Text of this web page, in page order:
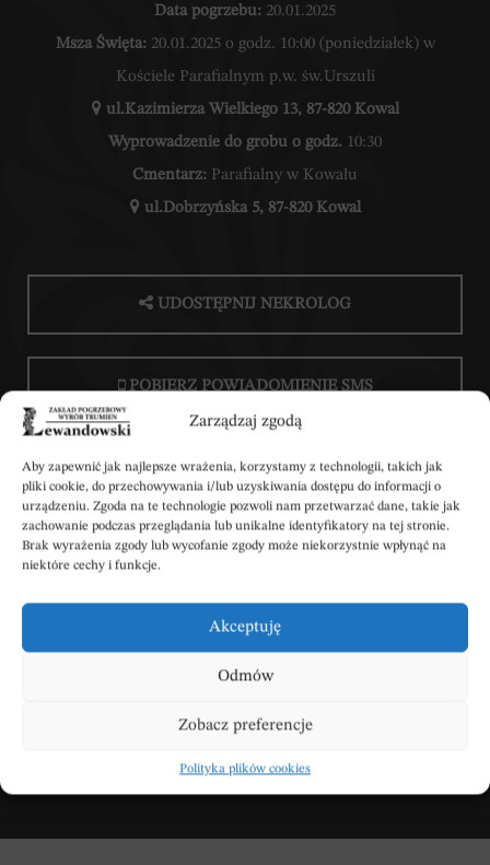
Zarządzaj zgodą
Aby zapewnić jak najlepsze wrażenia, korzystamy z technologii, takich jak
pliki cookie, do przechowywania i/lub uzyskiwania dostępu do informacji o
urządzeniu. Zgoda na te technologie pozwoli nam przetwarzać dane, takie jak
zachowanie podczas przeglądania lub unikalne identyfikatory na tej stronie.
Brak wyrażenia zgody lub wycofanie zgody może niekorzystnie wpłynąć na
niektóre cechy i funkcje.
Akceptuję
Odmów
Zobacz preferencje
Polityka plików cookies
Data pogrzebu: 20.01.2025
Msza Święta: 20.01.2025 o godz. 10:00 (poniedziałek) w
Kościele Parafialnym p.w. św.Urszuli
ul.Kazimierza Wielkiego 13, 87-820 Kowal
Wyprowadzenie do grobu o godz. 10:30
Cmentarz: Parafialny w Kowalu
ul.Dobrzyńska 5, 87-820 Kowal
UDOSTĘPNIJ NEKROLOG
POBIERZ POWIADOMIENIE SMS
Wpisz swoje kondolencje
DODAJ KONDOLENCJE